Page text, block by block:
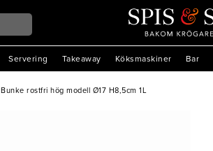
Servering Takeaway Köksmaskiner Bar
Bunke rostfri hög modell Ø17 H8,5cm 1L